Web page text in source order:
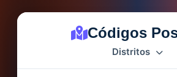
Códigos
Distritos